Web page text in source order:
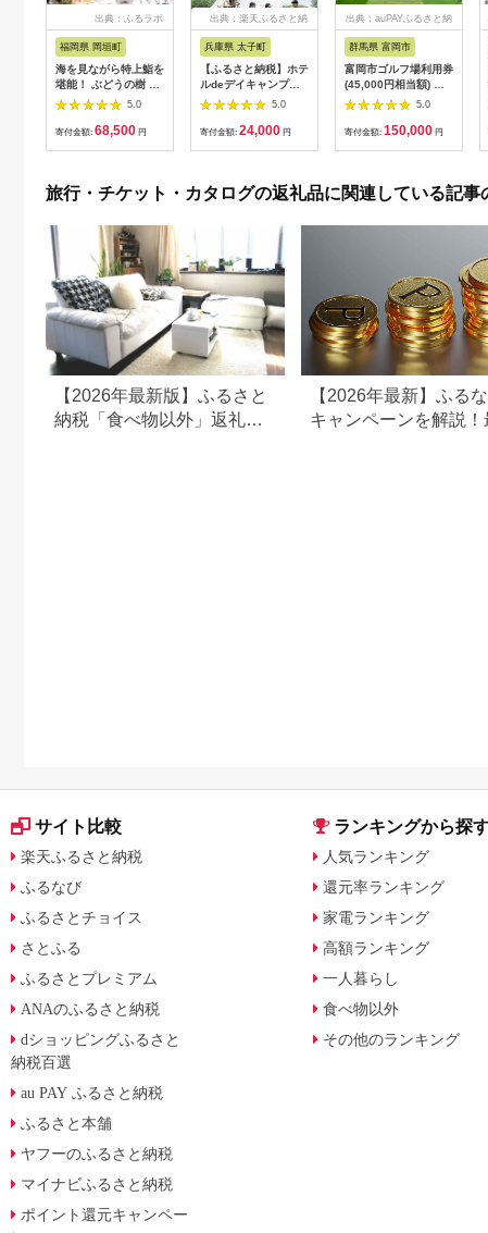
出典：ふるラボ
福岡県 岡垣町
海を見ながら特上鮨を
堪能！ ぶどうの樹 鮨
屋台ペア お食事券 海
鮮 海 屋台 食事 ペア
福岡県 岡垣町
5.0
寄付金額: 68,500 円
出典：楽天ふるさと納
兵庫県 太子町
【ふるさと納税】ホテ
ルdeデイキャンプ体
験チケット
【1364991】
5.0
寄付金額: 24,000 円
出典：auPAYふるさと納
群馬県 富岡市
富岡市ゴルフ場利用券
(45,000円相当額) ゴ
ルフ チケット 平日 土
日 祝日 プレー券 関東
群馬県 首都圏 F20E-
5.0
寄付金額: 150,000 円
旅行・チケット・カタログの返礼品に関連している記事
【2026年最新版】ふるさと
納税「食べ物以外」返礼品
【2026年最新】ふる
キャンペーンを解説！
サイト比較
楽天ふるさと納税
ふるなび
ふるさとチョイス
さとふる
ふるさとプレミアム
ANAのふるさと納税
dショッピングふるさと
納税百選
au PAY ふるさと納税
ふるさと本舗
ヤフーのふるさと納税
マイナビふるさと納税
ポイント還元キャンペー
ランキングから探
人気ランキング
還元率ランキング
家電ランキング
高額ランキング
一人暮らし
食べ物以外
その他のランキング